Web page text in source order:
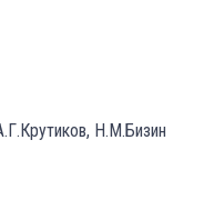
11в
Н.М.Бизин